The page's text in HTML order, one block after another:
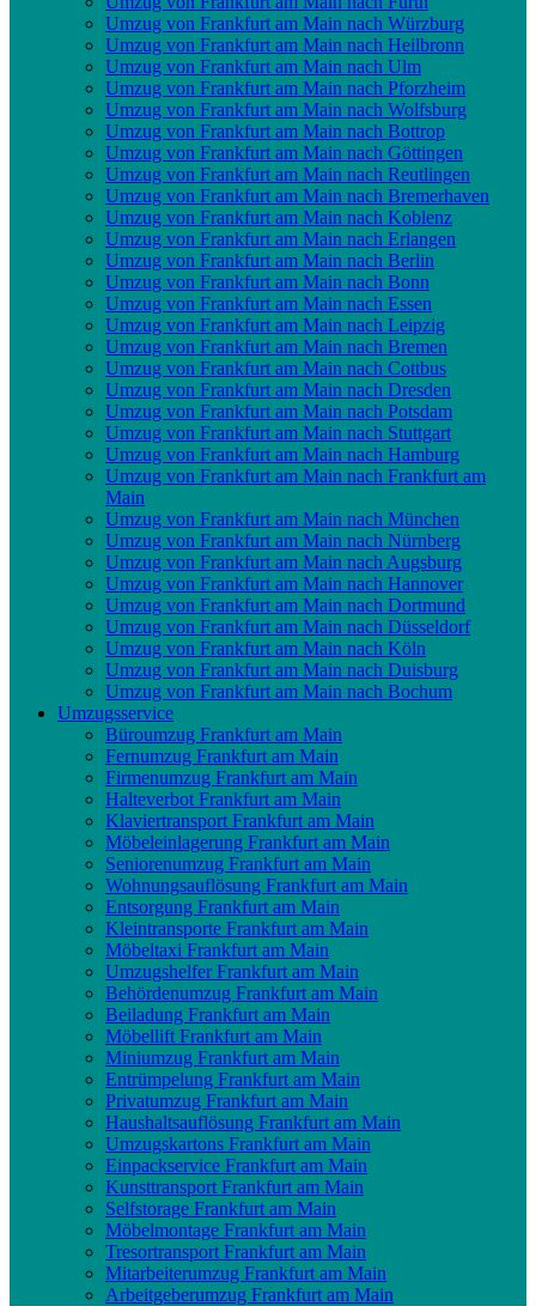
Umzug von Frankfurt am Main nach Würzburg
Umzug von Frankfurt am Main nach Heilbronn
Umzug von Frankfurt am Main nach Ulm
Umzug von Frankfurt am Main nach Pforzheim
Umzug von Frankfurt am Main nach Wolfsburg
Umzug von Frankfurt am Main nach Bottrop
Umzug von Frankfurt am Main nach Göttingen
Umzug von Frankfurt am Main nach Reutlingen
Umzug von Frankfurt am Main nach Bremer­haven
Umzug von Frankfurt am Main nach Koblenz
Umzug von Frankfurt am Main nach Erlangen
Umzug von Frankfurt am Main nach Berlin
Umzug von Frankfurt am Main nach Bonn
Umzug von Frankfurt am Main nach Essen
Umzug von Frankfurt am Main nach Leipzig
Umzug von Frankfurt am Main nach Bremen
Umzug von Frankfurt am Main nach Cottbus
Umzug von Frankfurt am Main nach Dresden
Umzug von Frankfurt am Main nach Potsdam
Umzug von Frankfurt am Main nach Stuttgart
Umzug von Frankfurt am Main nach Hamburg
Umzug von Frankfurt am Main nach Frankfurt am
Main
Umzug von Frankfurt am Main nach München
Umzug von Frankfurt am Main nach Nürnberg
Umzug von Frankfurt am Main nach Augsburg
Umzug von Frankfurt am Main nach Hannover
Umzug von Frankfurt am Main nach Dortmund
Umzug von Frankfurt am Main nach Düsseldorf
Umzug von Frankfurt am Main nach Köln
Umzug von Frankfurt am Main nach Duisburg
Umzug von Frankfurt am Main nach Bochum
Umzugsservice
Büroumzug Frankfurt am Main
Fernumzug Frankfurt am Main
Firmenumzug Frankfurt am Main
Halteverbot Frankfurt am Main
Klaviertransport Frankfurt am Main
Möbeleinlagerung Frankfurt am Main
Seniorenumzug Frankfurt am Main
Wohnungsauflösung Frankfurt am Main
Entsorgung Frankfurt am Main
Kleintransporte Frankfurt am Main
Möbeltaxi Frankfurt am Main
Umzugshelfer Frankfurt am Main
Behördenumzug Frankfurt am Main
Beiladung Frankfurt am Main
Möbellift Frankfurt am Main
Miniumzug Frankfurt am Main
Entrümpelung Frankfurt am Main
Privatumzug Frankfurt am Main
Haushaltsauflösung Frankfurt am Main
Umzugskartons Frankfurt am Main
Einpackservice Frankfurt am Main
Kunsttransport Frankfurt am Main
Selfstorage Frankfurt am Main
Möbelmontage Frankfurt am Main
Tresortransport Frankfurt am Main
Mitarbeiterumzug Frankfurt am Main
Arbeitgeberumzug Frankfurt am Main